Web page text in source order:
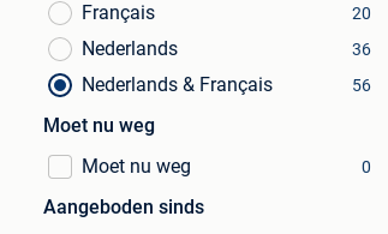
Français
20
Nederlands 36
Nederlands & Français 56
Moet nu weg
Moet nu weg
0
Aangeboden sinds